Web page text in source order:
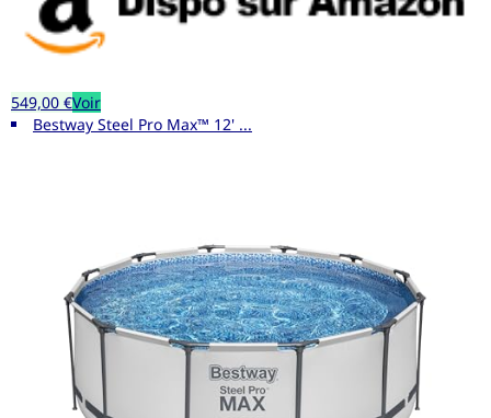
549,00 €Voir
Bestway Steel Pro Max™ 12' ...